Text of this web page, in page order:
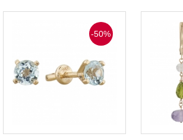
-50%